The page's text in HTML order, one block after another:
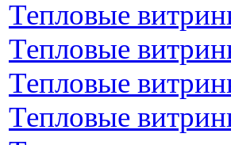
Тепловые
Тепловые
Тепловые
Тепловые